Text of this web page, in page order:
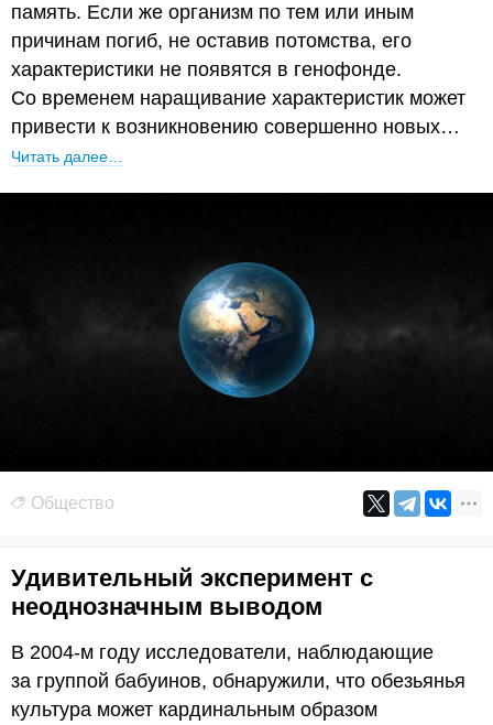
память. Если же организм по тем или иным
причинам погиб, не оставив потомства, его
характеристики не появятся в генофонде.
Со временем наращивание характеристик может
привести к возникновению совершенно новых…
Читать далее…
Общество
Удивительный эксперимент с
неоднозначным выводом
В 2004-м году исследователи, наблюдающие
за группой бабуинов, обнаружили, что обезьянья
культура может кардинальным образом